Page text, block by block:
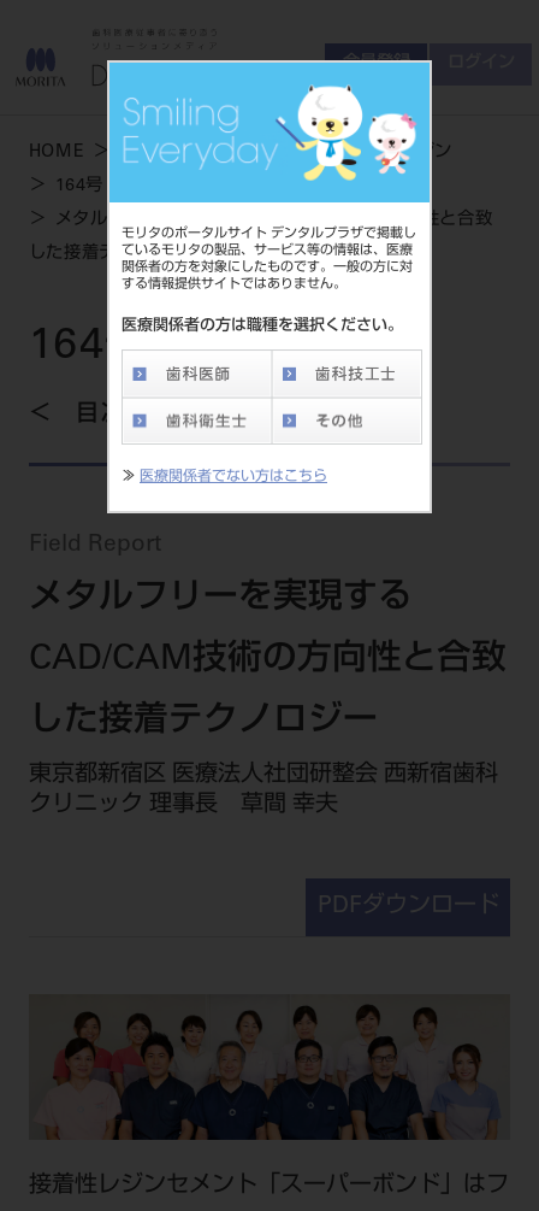
モリタのポータルサイト デンタルプラザで掲載し
ているモリタの製品、サービス等の情報は、医療
関係者の方を対象にしたものです。一般の方に対
する情報提供サイトではありません。
医療関係者の方は職種を選択ください。
≫ 医療関係者でない方はこちら
会員登録
HOME 学術・お役立ち情報
デンタルマガジン
164号 SPRING
メタルフリーを実現するCAD/CAM技術の方向性と合致
した接着テクノロジー
164号 SPRING
目次を見る
Field Report
メタルフリーを実現する
CAD/CAM技術の方向性と合致
した接着テクノロジー
東京都新宿区 医療法人社団研整会 西新宿歯科
クリニック 理事長 草間 幸夫
PDFダウンロード
接着性レジンセメント「スーパーボンド」はフ
お問い合わせ
商品について
セミナーについて
友の会について
ご開業について
会員登録 ログイン
製品情報トップ
製品カテゴリ
大型器械
チェア・ユニット関連
レーザー装置関連
その他設備機器
診療用材料
中古医療機器
添付文書の電子化
モリタ友の会のご案内
サポート情報
製品から探す
カテゴリーから探す
メーカーから探す
デジタル製品サポート
メールでのお問い合わせ
モリタに対するご意見・お問い合わせ
商品感動体験
修理・メンテナンス等
セミナー・イベント
全てのセミナー・イベント
全種別
歯科技工士
学会・研究会
開業マニュアル
開業医インタビュー
DENTAL OFFICE セレクション
モリタ友の会
有料会員のご案内
一般会員
会員登録
ログイン
学術・お役立ち情報
pd style
はじめての方へ
pdとは
院内ツアー
支店営業所
公式SNS一覧
ビバリーくんLINEスタンプ
ショールーム
全国のショールーム
Dental Plaza Tokyo